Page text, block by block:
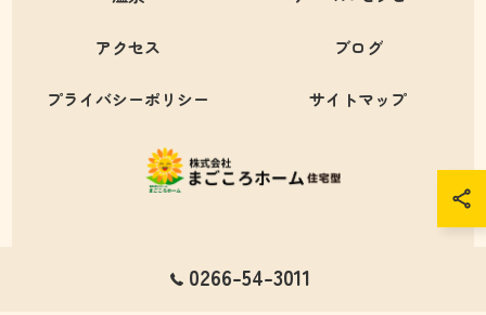
0266-54-3011
アクセス ブログ
プライバシーポリシー サイトマップ
© 2026 長野県諏訪市の介護施設なら株式会社まごころホーム ALL RIGHTS
RESERVED.